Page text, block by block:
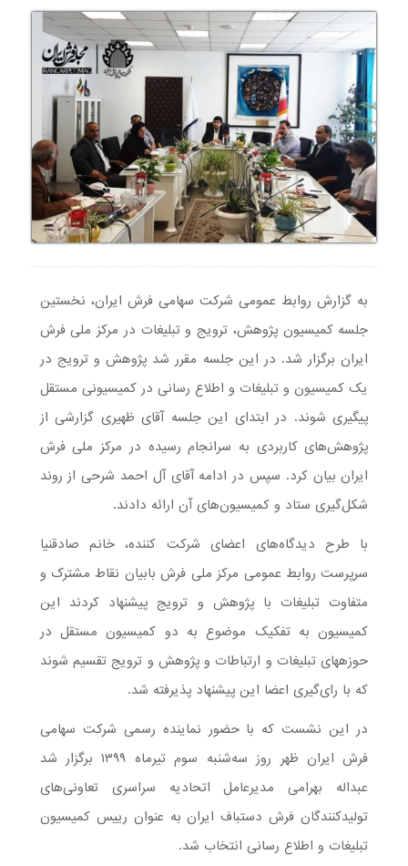
به گزارش روابط عمومی شرکت سهامی فرش ایران، نخستین
جلسه کمیسیون پژوهش، ترویج و تبلیغات در مرکز ملی فرش
ایران برگزار شد. در این جلسه مقرر شد پژوهش و ترویج در
یک کمیسیون و تبلیغات و اطلاع رسانی در کمیسیونی مستقل
پیگیری شوند. در ابتدای این جلسه آقای ظهیری گزارشی از
پژوهش‌های کاربردی به سرانجام رسیده در مرکز ملی فرش
ایران بیان کرد. سپس در ادامه آقای آل ‌احمد شرحی از روند
شکل‌گیری ستاد و کمیسیون‌های آن ارائه دادند.
با طرح دیدگاه‌های اعضای شرکت کننده، خانم صادقنیا
سرپرست روابط عمومی مرکز ملی فرش بابیان نقاط مشترک و
متفاوت تبلیغات با پژوهش و ترویج پیشنهاد کردند این
کمیسیون به تفکیک موضوع به دو کمیسیون مستقل در
حوزه‎های تبلیغات و ارتباطات و پژوهش و ترویج تقسیم شوند
که با رای‌گیری اعضا این پیشنهاد پذیرفته شد.
در این نشست که با حضور نماینده رسمی شرکت سهامی
فرش ایران ظهر روز سه‌شنبه سوم تیرماه ۱۳۹۹ برگزار شد
عبداله بهرامی مدیرعامل اتحادیه سراسری تعاونی‌های
تولیدکنندگان فرش دستباف ایران به عنوان رییس کمیسیون
تبلیغات و اطلاع رسانی انتخاب شد.